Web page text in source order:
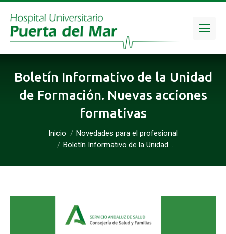
Boletín Informativo de la Unidad
de Formación. Nuevas acciones
formativas
Inicio
Novedades para el profesional
Boletín Informativo de la Unidad…